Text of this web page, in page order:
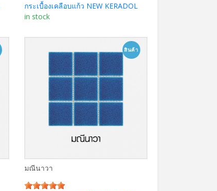
ลูกค้า
รายละเอียด
กระเบื้องเคลือบแก้ว NEW KERADOL
in stock
สินค้า
มณีนาวา